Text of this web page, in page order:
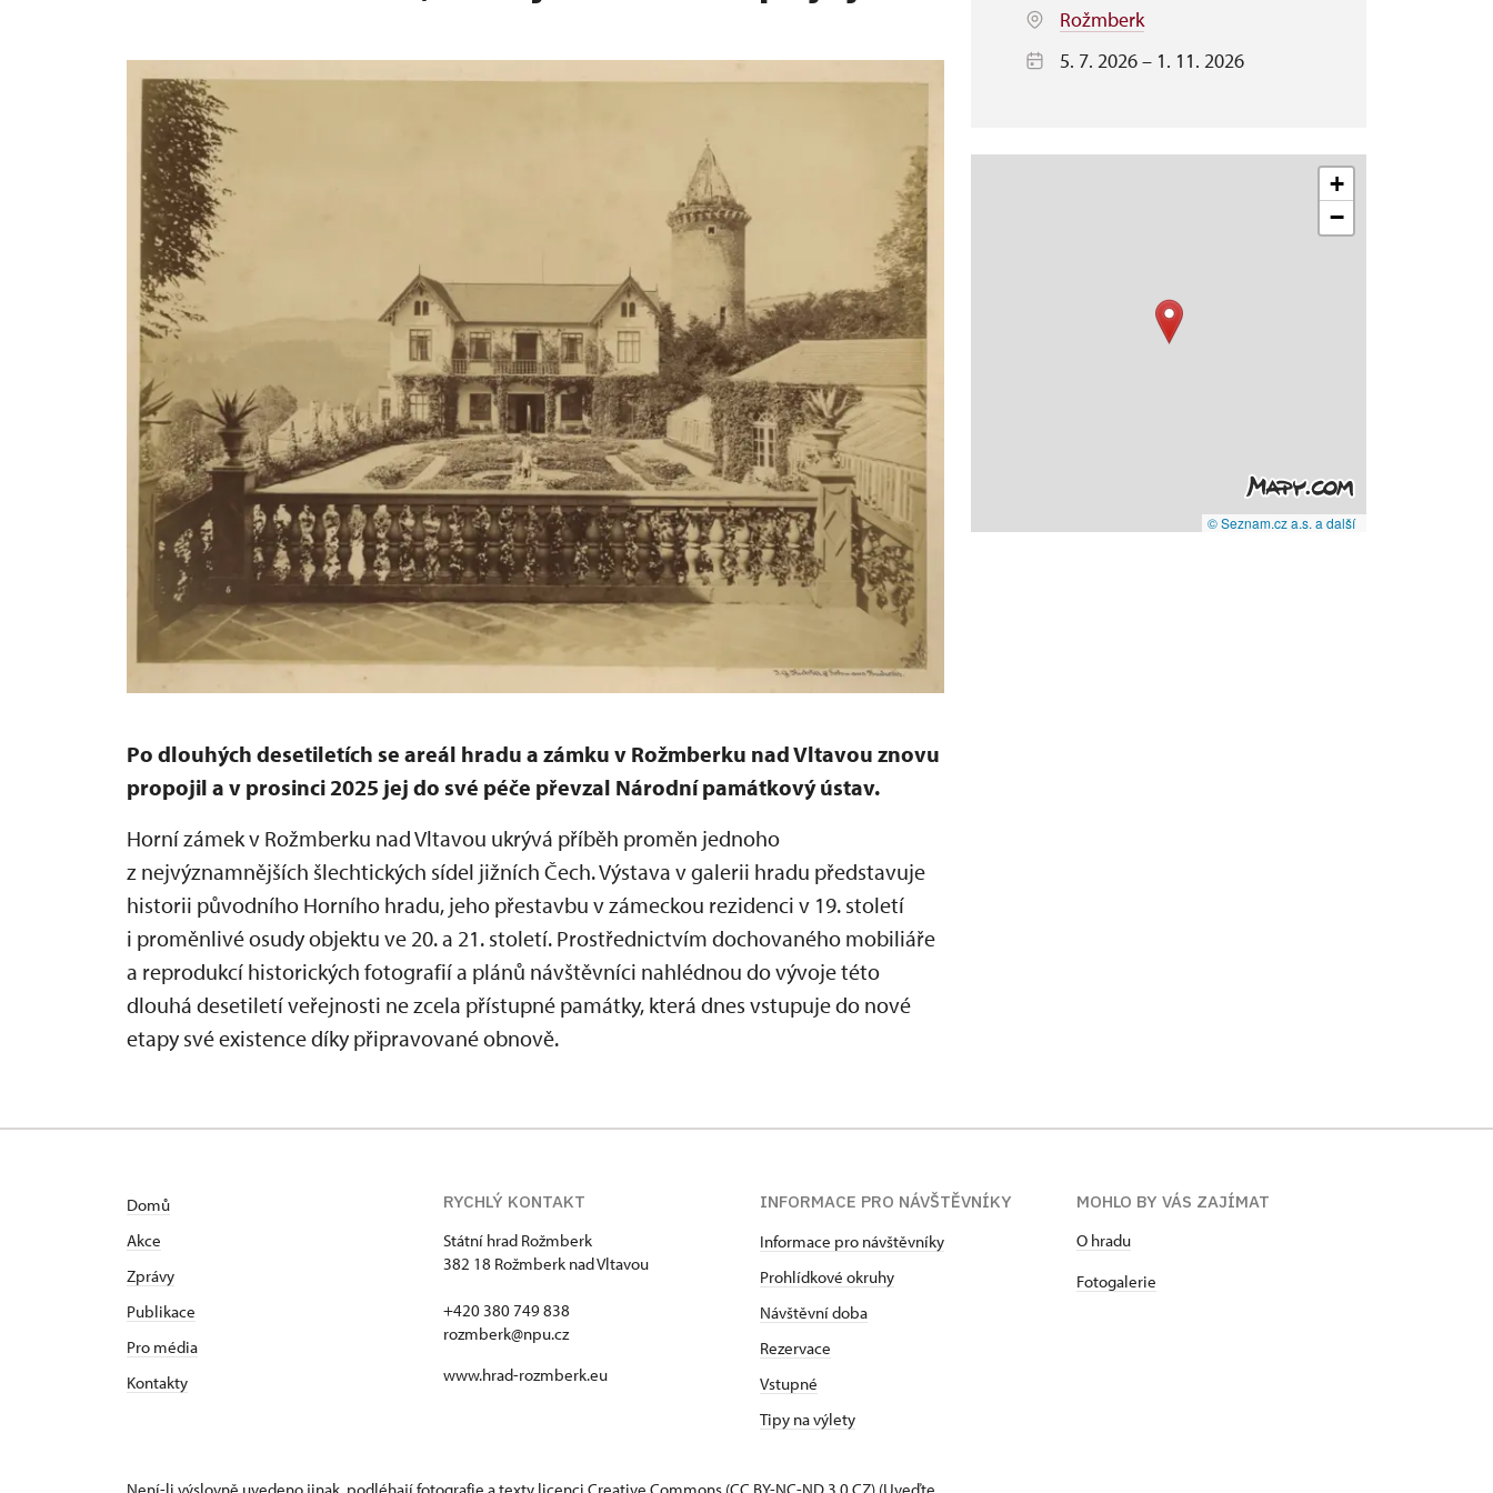
Po dlouhých desetiletích se areál hradu a zámku v Rožmberku nad Vltavou znovu
propojil a v prosinci 2025 jej do své péče převzal Národní památkový ústav.
Horní zámek v Rožmberku nad Vltavou ukrývá příběh proměn jednoho
z nejvýznamnějších šlechtických sídel jižních Čech. Výstava v galerii hradu představuje
historii původního Horního hradu, jeho přestavbu v zámeckou rezidenci v 19. století
i proměnlivé osudy objektu ve 20. a 21. století. Prostřednictvím dochovaného mobiliáře
a reprodukcí historických fotografií a plánů návštěvníci nahlédnou do vývoje této
dlouhá desetiletí veřejnosti ne zcela přístupné památky, která dnes vstupuje do nové
etapy své existence díky připravované obnově.
Rožmberk
5. 7. 2026 – 1. 11. 2026
+
−
© Seznam.cz a.s. a další
Domů
Akce
Zprávy
Publikace
Pro média
Kontakty
RYCHLÝ KONTAKT
Státní hrad Rožmberk
382 18 Rožmberk nad Vltavou
+420 380 749 838
rozmberk@npu.cz
www.hrad-rozmberk.eu
INFORMACE PRO NÁVŠTĚVNÍKY
Informace pro návštěvníky
Prohlídkové okruhy
Návštěvní doba
Rezervace
Vstupné
Tipy na výlety
MOHLO BY VÁS ZAJÍMAT
O hradu
Fotogalerie